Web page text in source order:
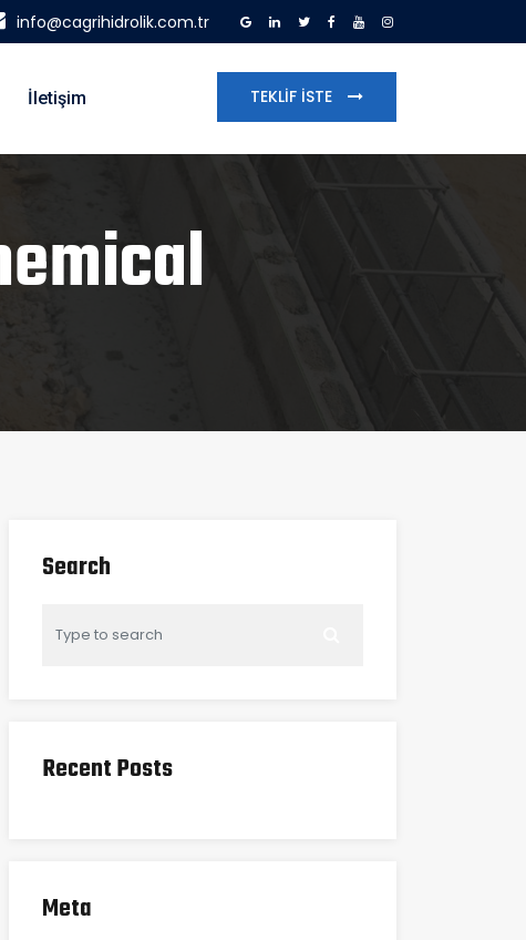
info@cagrihidrolik.com.tr
TEKLIF İSTE
İletişim
Search
Recent Posts
Meta